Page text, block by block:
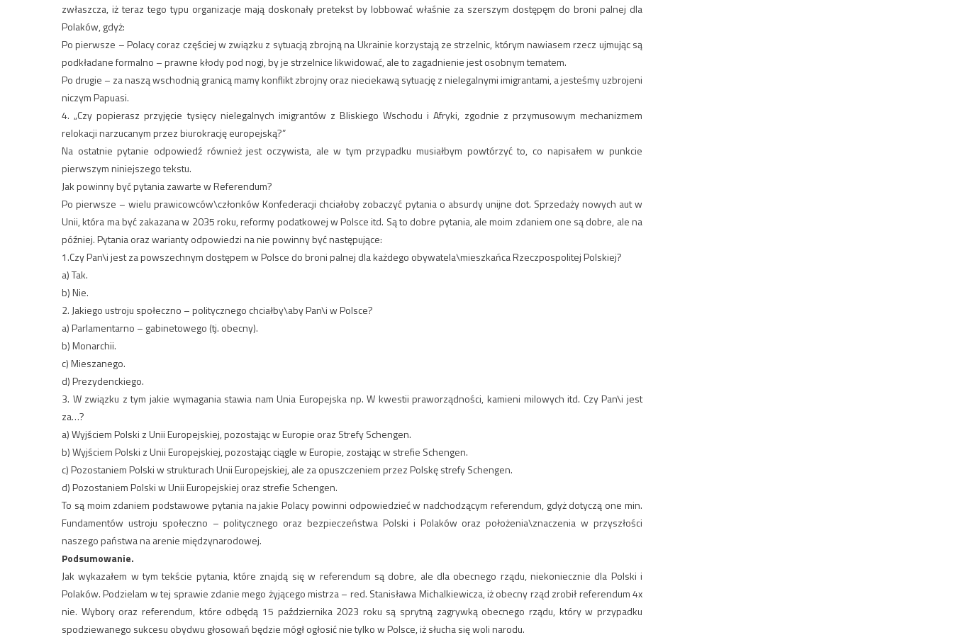
zwłaszcza, iż teraz tego typu organizacje mają doskonały pretekst by lobbować właśnie za szerszym dostępęm do broni palnej dla
Polaków, gdyż:
Po pierwsze – Polacy coraz częściej w związku z sytuacją zbrojną na Ukrainie korzystają ze strzelnic, którym nawiasem rzecz ujmując są
podkładane formalno – prawne kłody pod nogi, by je strzelnice likwidować, ale to zagadnienie jest osobnym tematem.
Po drugie – za naszą wschodnią granicą mamy konflikt zbrojny oraz nieciekawą sytuację z nielegalnymi imigrantami, a jesteśmy uzbrojeni
niczym Papuasi.
4. „Czy popierasz przyjęcie tysięcy nielegalnych imigrantów z Bliskiego Wschodu i Afryki, zgodnie z przymusowym mechanizmem
relokacji narzucanym przez biurokrację europejską?”
Na ostatnie pytanie odpowiedź również jest oczywista, ale w tym przypadku musiałbym powtórzyć to, co napisałem w punkcie
pierwszym niniejszego tekstu.
Jak powinny być pytania zawarte w Referendum?
Po pierwsze – wielu prawicowców\członków Konfederacji chciałoby zobaczyć pytania o absurdy unijne dot. Sprzedaży nowych aut w
Unii, która ma być zakazana w 2035 roku, reformy podatkowej w Polsce itd. Są to dobre pytania, ale moim zdaniem one są dobre, ale na
później. Pytania oraz warianty odpowiedzi na nie powinny być następujące:
1.Czy Pan\i jest za powszechnym dostępem w Polsce do broni palnej dla każdego obywatela\mieszkańca Rzeczpospolitej Polskiej?
a) Tak.
b) Nie.
2. Jakiego ustroju społeczno – politycznego chciałby\aby Pan\i w Polsce?
a) Parlamentarno – gabinetowego (tj. obecny).
b) Monarchii.
c) Mieszanego.
d) Prezydenckiego.
3. W związku z tym jakie wymagania stawia nam Unia Europejska np. W kwestii praworządności, kamieni milowych itd. Czy Pan\i jest
za…?
a) Wyjściem Polski z Unii Europejskiej, pozostając w Europie oraz Strefy Schengen.
b) Wyjściem Polski z Unii Europejskiej, pozostając ciągle w Europie, zostając w strefie Schengen.
c) Pozostaniem Polski w strukturach Unii Europejskiej, ale za opuszczeniem przez Polskę strefy Schengen.
d) Pozostaniem Polski w Unii Europejskiej oraz strefie Schengen.
To są moim zdaniem podstawowe pytania na jakie Polacy powinni odpowiedzieć w nadchodzącym referendum, gdyż dotyczą one min.
Fundamentów ustroju społeczno – politycznego oraz bezpieczeństwa Polski i Polaków oraz położenia\znaczenia w przyszłości
naszego państwa na arenie międzynarodowej.
Podsumowanie.
Jak wykazałem w tym tekście pytania, które znajdą się w referendum są dobre, ale dla obecnego rządu, niekoniecznie dla Polski i
Polaków. Podzielam w tej sprawie zdanie mego żyjącego mistrza – red. Stanisława Michalkiewicza, iż obecny rząd zrobił referendum 4x
nie. Wybory oraz referendum, które odbędą 15 października 2023 roku są sprytną zagrywką obecnego rządu, który w przypadku
spodziewanego sukcesu obydwu głosowań będzie mógł ogłosić nie tylko w Polsce, iż słucha się woli narodu.